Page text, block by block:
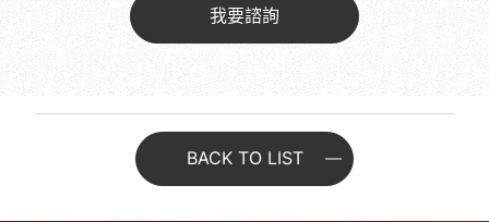
我要諮詢
BACK TO LIST